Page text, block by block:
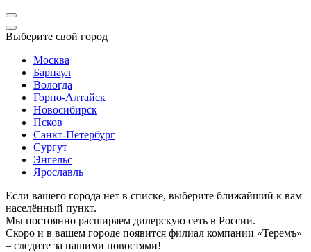
Выберите свой город
Москва
Барнаул
Вологда
Горно-Алтайск
Новосибирск
Псков
Санкт-Петербург
Сургут
Энгельс
Ярославль
Если вашего города нет в списке, выберите ближайший к вам
населённый пункт.
Мы постоянно расширяем дилерскую сеть в России.
Скоро и в вашем городе появится филиал компании «Теремъ»
– следите за нашими новостями!